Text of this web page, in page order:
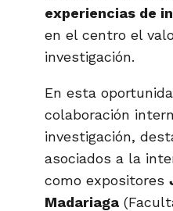
experiencias de
en el centro el
investigación.
En esta
colaboración
investigación,
asociados a la
como expositores
Madariaga